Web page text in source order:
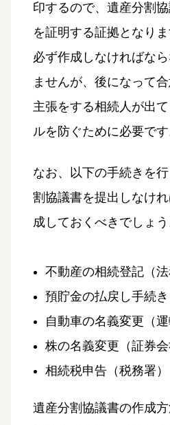
印するので、遺産分割
を証明する証拠となりま
必ず作成しなければな
ませんが、後になって
主張をする相続人が出
ルを防ぐために必要です
なお、以下の手続きを
割協議書を提出しなけ
成しておくべきでしょう
不動産の相続登記（
預貯金の払戻し手続
自動車の名義変更（運
株の名義変更（証券会
相続税申告（税務署）
遺産分割協議書の作成